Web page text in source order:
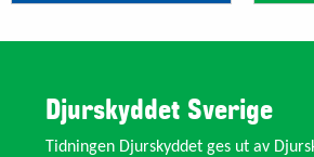
Djurskyddet Sverige
Tidningen Djurskyddet ges ut av